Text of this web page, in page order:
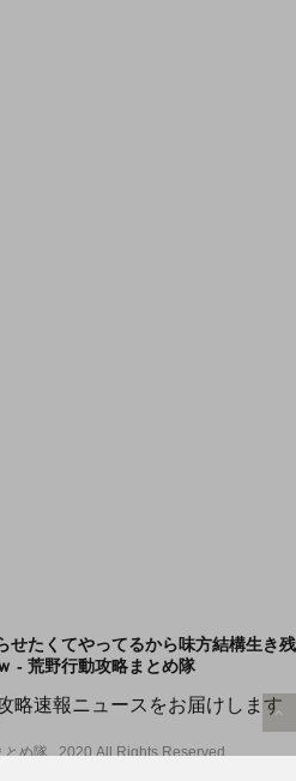
せたくてやってるから味方結構生き残
- 荒野行動攻略まとめ隊
略速報ニュースをお届けします
め隊 , 2020 All Rights Reserved.